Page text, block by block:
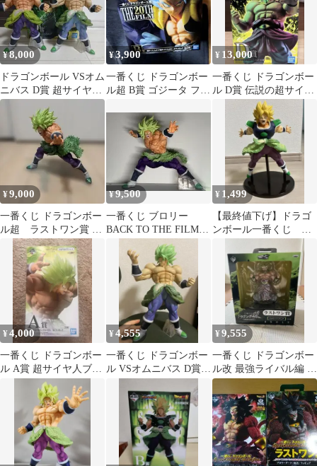
¥8,000
ドラゴンボール VSオム
ニバス D賞 超サイヤ人
ブロリーフィギュア
¥3,900
一番くじ ドラゴンボー
ル超 B賞 ゴジータ フィ
¥ 13,000
一番くじ ドラゴンボー
ル D賞 伝説の超サイヤ
人ブロリー
¥9,000
一番くじ ドラゴンボー
ル超 ラストワン賞 ブ
ロリー フルパワー フィ
ギュア
¥9,500
一番くじ ブロリー
BACK TO THE FILM
KING CLUSTAR
¥ 1,499
【最終値下げ】ドラゴ
ンボール一番くじ B
¥4,000
一番くじ ドラゴンボー
ル A賞 超サイヤ人ブロ
リーフルパワー
¥4,555
一番くじ ドラゴンボー
ル VSオムニバス D賞
¥9,555
一番くじ ドラゴンボー
ル改 最強ライバル編 ラ
ストワン賞 ブロリーフ
ィギュア